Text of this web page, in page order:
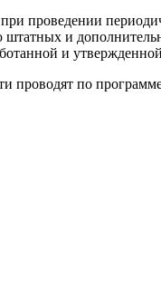
проведении
и
и
проводят по